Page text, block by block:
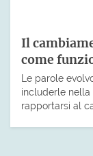
Il
come
Le parole
includerle nella
rapportarsi al